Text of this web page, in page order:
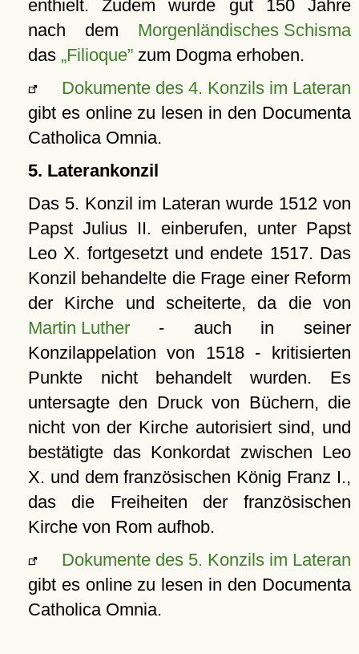
enthielt. Zudem wurde gut 150 Jahre
nach dem Morgenländisches Schisma
das „Filioque”zum Dogma erhoben.
Dokumente des 4. Konzils im Lateran
gibt es online zu lesen in den Documenta
Catholica Omnia.
5. Laterankonzil
Das 5. Konzil im Lateran wurde 1512 von
Papst Julius II. einberufen, unter Papst
Leo X. fortgesetzt und endete 1517. Das
Konzil behandelte die Frage einer Reform
der Kirche und scheiterte, da die von
Martin Luther- auch in seiner
Konzilappelation von 1518 - kritisierten
Punkte nicht behandelt wurden. Es
untersagte den Druck von Büchern, die
nicht von der Kirche autorisiert sind, und
bestätigte das Konkordat zwischen Leo
X. und dem französischen König Franz I.,
das die Freiheiten der französischen
Kirche von Rom aufhob.
Dokumente des 5. Konzils im Lateran
gibt es online zu lesen in den Documenta
Catholica Omnia.